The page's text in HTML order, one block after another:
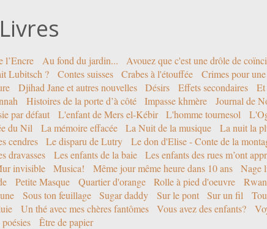
Livres
l’Encre Au fond du jardin... Avouez que c'est une drôle de
Lubitsch ? Contes suisses Crabes à l'étouffée Crimes pour
Djihad Jane et autres nouvelles Désirs Effets secondaires
Et
Histoires de la porte d’à côté Impasse khmère Journal de
par défaut L'enfant de Mers el-Kébir L'homme tournesol
du Nil La mémoire effacée La Nuit de la musique
La nuit la
cendres Le disparu de Lutry Le don d'Elise - Conte de la
dravasses Les enfants de la baie
Les enfants des rues m’ont
invisible Musica! Même jour même heure dans 10 ans Nage
Petite Masque Quartier d'orange Rolle à pied d'oeuvre
Sous ton feuillage Sugar daddy Sur le pont Sur un fil
Un thé avec mes chères fantômes Vous avez des enfants?
Être de papier